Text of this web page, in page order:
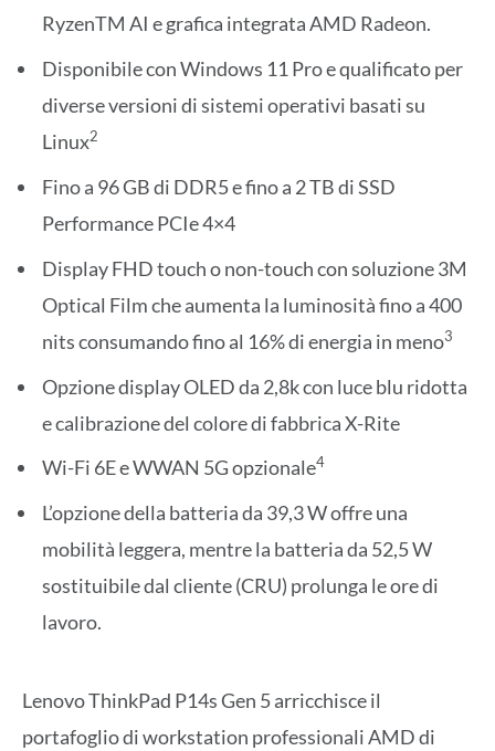
RyzenTM AI e grafica integrata AMD Radeon.
Disponibile con Windows 11 Pro e qualificato per
diverse versioni di sistemi operativi basati su
Linux2
Fino a 96 GB di DDR5 e fino a 2 TB di SSD
Performance PCIe 4×4
Display FHD touch o non-touch con soluzione 3M
Optical Film che aumenta la luminosità fino a 400
nits consumando fino al 16% di energia in meno3
Opzione display OLED da 2,8k con luce blu ridotta
e calibrazione del colore di fabbrica X-Rite
Wi-Fi 6E e WWAN 5G opzionale4
L’opzione della batteria da 39,3 W offre una
mobilità leggera, mentre la batteria da 52,5 W
sostituibile dal cliente (CRU) prolunga le ore di
lavoro.
Lenovo ThinkPad P14s Gen 5 arricchisce il
portafoglio di workstation professionali AMD di